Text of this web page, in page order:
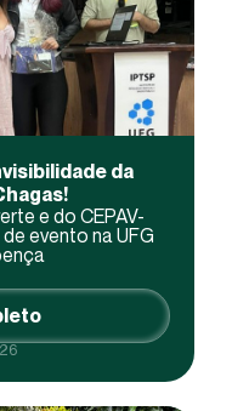
da
e do CEPAV-
evento na UFG